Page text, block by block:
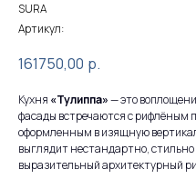
SURA
Артикул:
161750,00 р.
Кухня «Тулиппа»— это
фасады встречаются с рифлёным
оформленным в изящную
выглядит нестандартно,
выразительный архитектурный